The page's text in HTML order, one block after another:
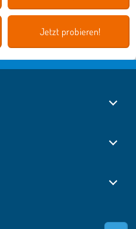
Jetzt probieren!